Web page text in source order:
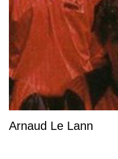
Arnaud Le Lann